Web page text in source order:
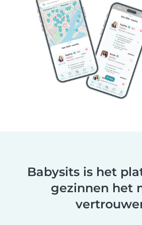
Babysits is het
gezinnen het